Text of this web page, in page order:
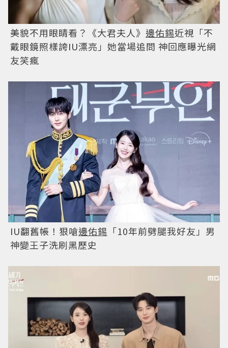
美貌不用眼睛看？《大君夫人》 邊佑錫近視「不
戴眼鏡照樣誇IU漂亮」她當場追問 神回應曝光網
友笑瘋
IU翻舊帳！狠嗆邊佑錫 「10年前劈腿我好友」男
神變王子洗刷黑歷史